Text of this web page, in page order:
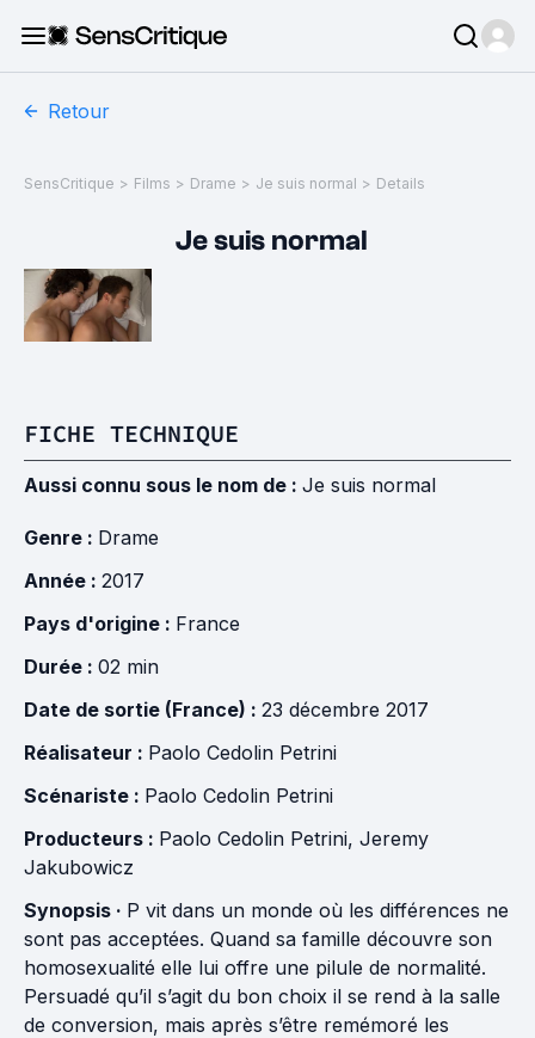
Retour
SensCritique > Films > Drame > Je suis normal > Details
Je suis normal
FICHE TECHNIQUE
Aussi connu sous le nom de : Je suis normal
Genre : Drame
Année : 2017
Pays d'origine : France
Durée : 02 min
Date de sortie (France) : 23 décembre 2017
Réalisateur : Paolo Cedolin Petrini
Scénariste : Paolo Cedolin Petrini
Producteurs : Paolo Cedolin Petrini, Jeremy
Jakubowicz
Synopsis · P vit dans un monde où les différences ne
sont pas acceptées. Quand sa famille découvre son
homosexualité elle lui offre une pilule de normalité.
Persuadé qu’il s’agit du bon choix il se rend à la salle
de conversion, mais après s’être remémoré les